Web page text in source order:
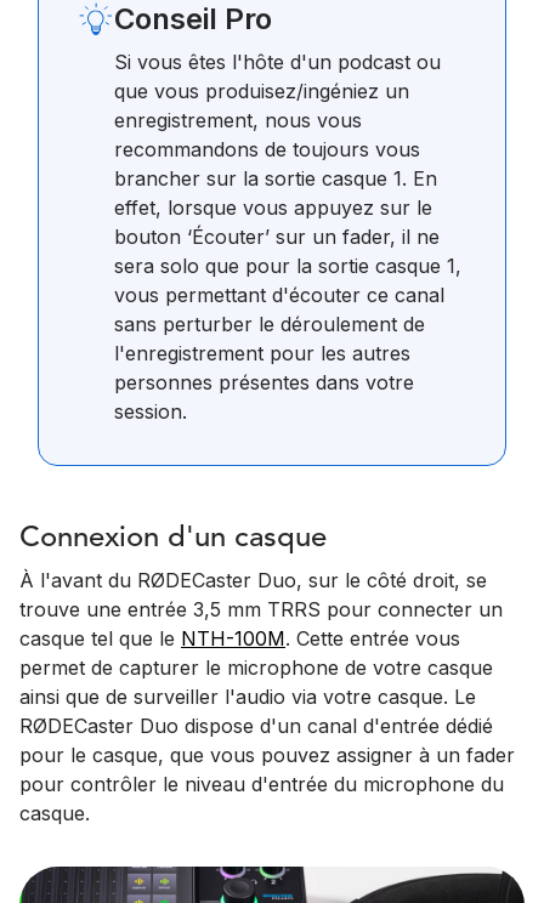
Conseil Pro
Si vous êtes l'hôte d'un podcast ou
que vous produisez/ingéniez un
enregistrement, nous vous
recommandons de toujours vous
brancher sur la sortie casque 1. En
effet, lorsque vous appuyez sur le
bouton ‘Écouter’ sur un fader, il ne
sera solo que pour la sortie casque 1,
vous permettant d'écouter ce canal
sans perturber le déroulement de
l'enregistrement pour les autres
personnes présentes dans votre
session.
Connexion d'un casque
À l'avant du RØDECaster Duo, sur le côté droit, se
trouve une entrée 3,5 mm TRRS pour connecter un
casque tel que le NTH-100M. Cette entrée vous
permet de capturer le microphone de votre casque
ainsi que de surveiller l'audio via votre casque. Le
RØDECaster Duo dispose d'un canal d'entrée dédié
pour le casque, que vous pouvez assigner à un fader
pour contrôler le niveau d'entrée du microphone du
casque.